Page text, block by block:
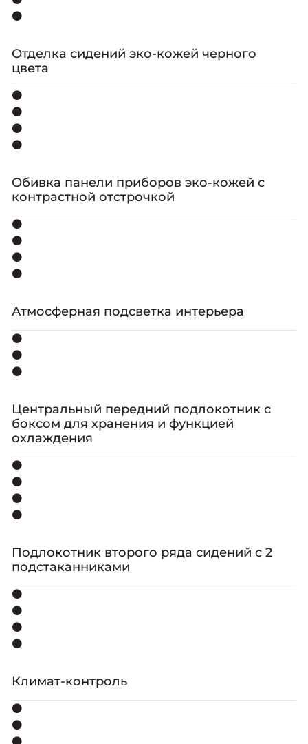
⚫
Отделка сидений эко-кожей черного
цвета
⚫
⚫
⚫
⚫
Обивка панели приборов эко-кожей с
контрастной отстрочкой
⚫
⚫
⚫
⚫
Атмосферная подсветка интерьера
⚫
⚫
⚫
Центральный передний подлокотник с
боксом для хранения и функцией
охлаждения
⚫
⚫
⚫
⚫
Подлокотник второго ряда сидений с 2
подстаканниками
⚫
⚫
⚫
⚫
Климат-контроль
⚫
⚫